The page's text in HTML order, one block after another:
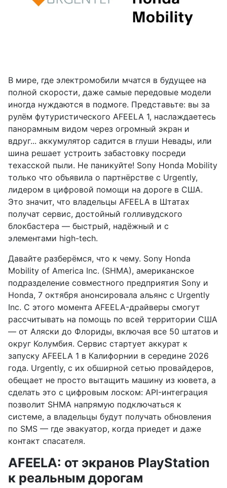
В мире, где электромобили мчатся в будущее на
полной скорости, даже самые передовые модели
иногда нуждаются в подмоге. Представьте: вы за
рулём футуристического AFEELA 1, наслаждаетесь
панорамным видом через огромный экран и
вдруг... аккумулятор садится в глуши Невады, или
шина решает устроить забастовку посреди
техасской пыли. Не паникуйте! Sony Honda Mobility
только что объявила о партнёрстве с Urgently,
лидером в цифровой помощи на дороге в США.
Это значит, что владельцы AFEELA в Штатах
получат сервис, достойный голливудского
блокбастера — быстрый, надёжный и с
элементами high-tech.
Давайте разберёмся, что к чему. Sony Honda
Mobility of America Inc. (SHMA), американское
подразделение совместного предприятия Sony и
Honda, 7 октября анонсировала альянс с Urgently
Inc. С этого момента AFEELA-драйверы смогут
рассчитывать на помощь по всей территории США
— от Аляски до Флориды, включая все 50 штатов и
округ Колумбия. Сервис стартует аккурат к
запуску AFEELA 1 в Калифорнии в середине 2026
года. Urgently, с их обширной сетью провайдеров,
обещает не просто вытащить машину из кювета, а
сделать это с цифровым лоском: API-интеграция
позволит SHMA напрямую подключаться к
системе, а владельцы будут получать обновления
по SMS — где эвакуатор, когда приедет и даже
контакт спасателя.
AFEELA: от экранов PlayStation
к реальным дорогам